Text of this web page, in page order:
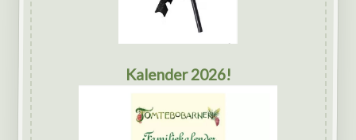
Kalender 2026!